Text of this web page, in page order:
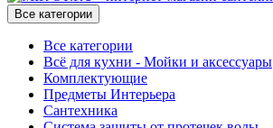
Все категории
Все категории
Всё для кухни - Мойки и аксессуары
Комплектующие
Предметы Интерьера
Сантехника